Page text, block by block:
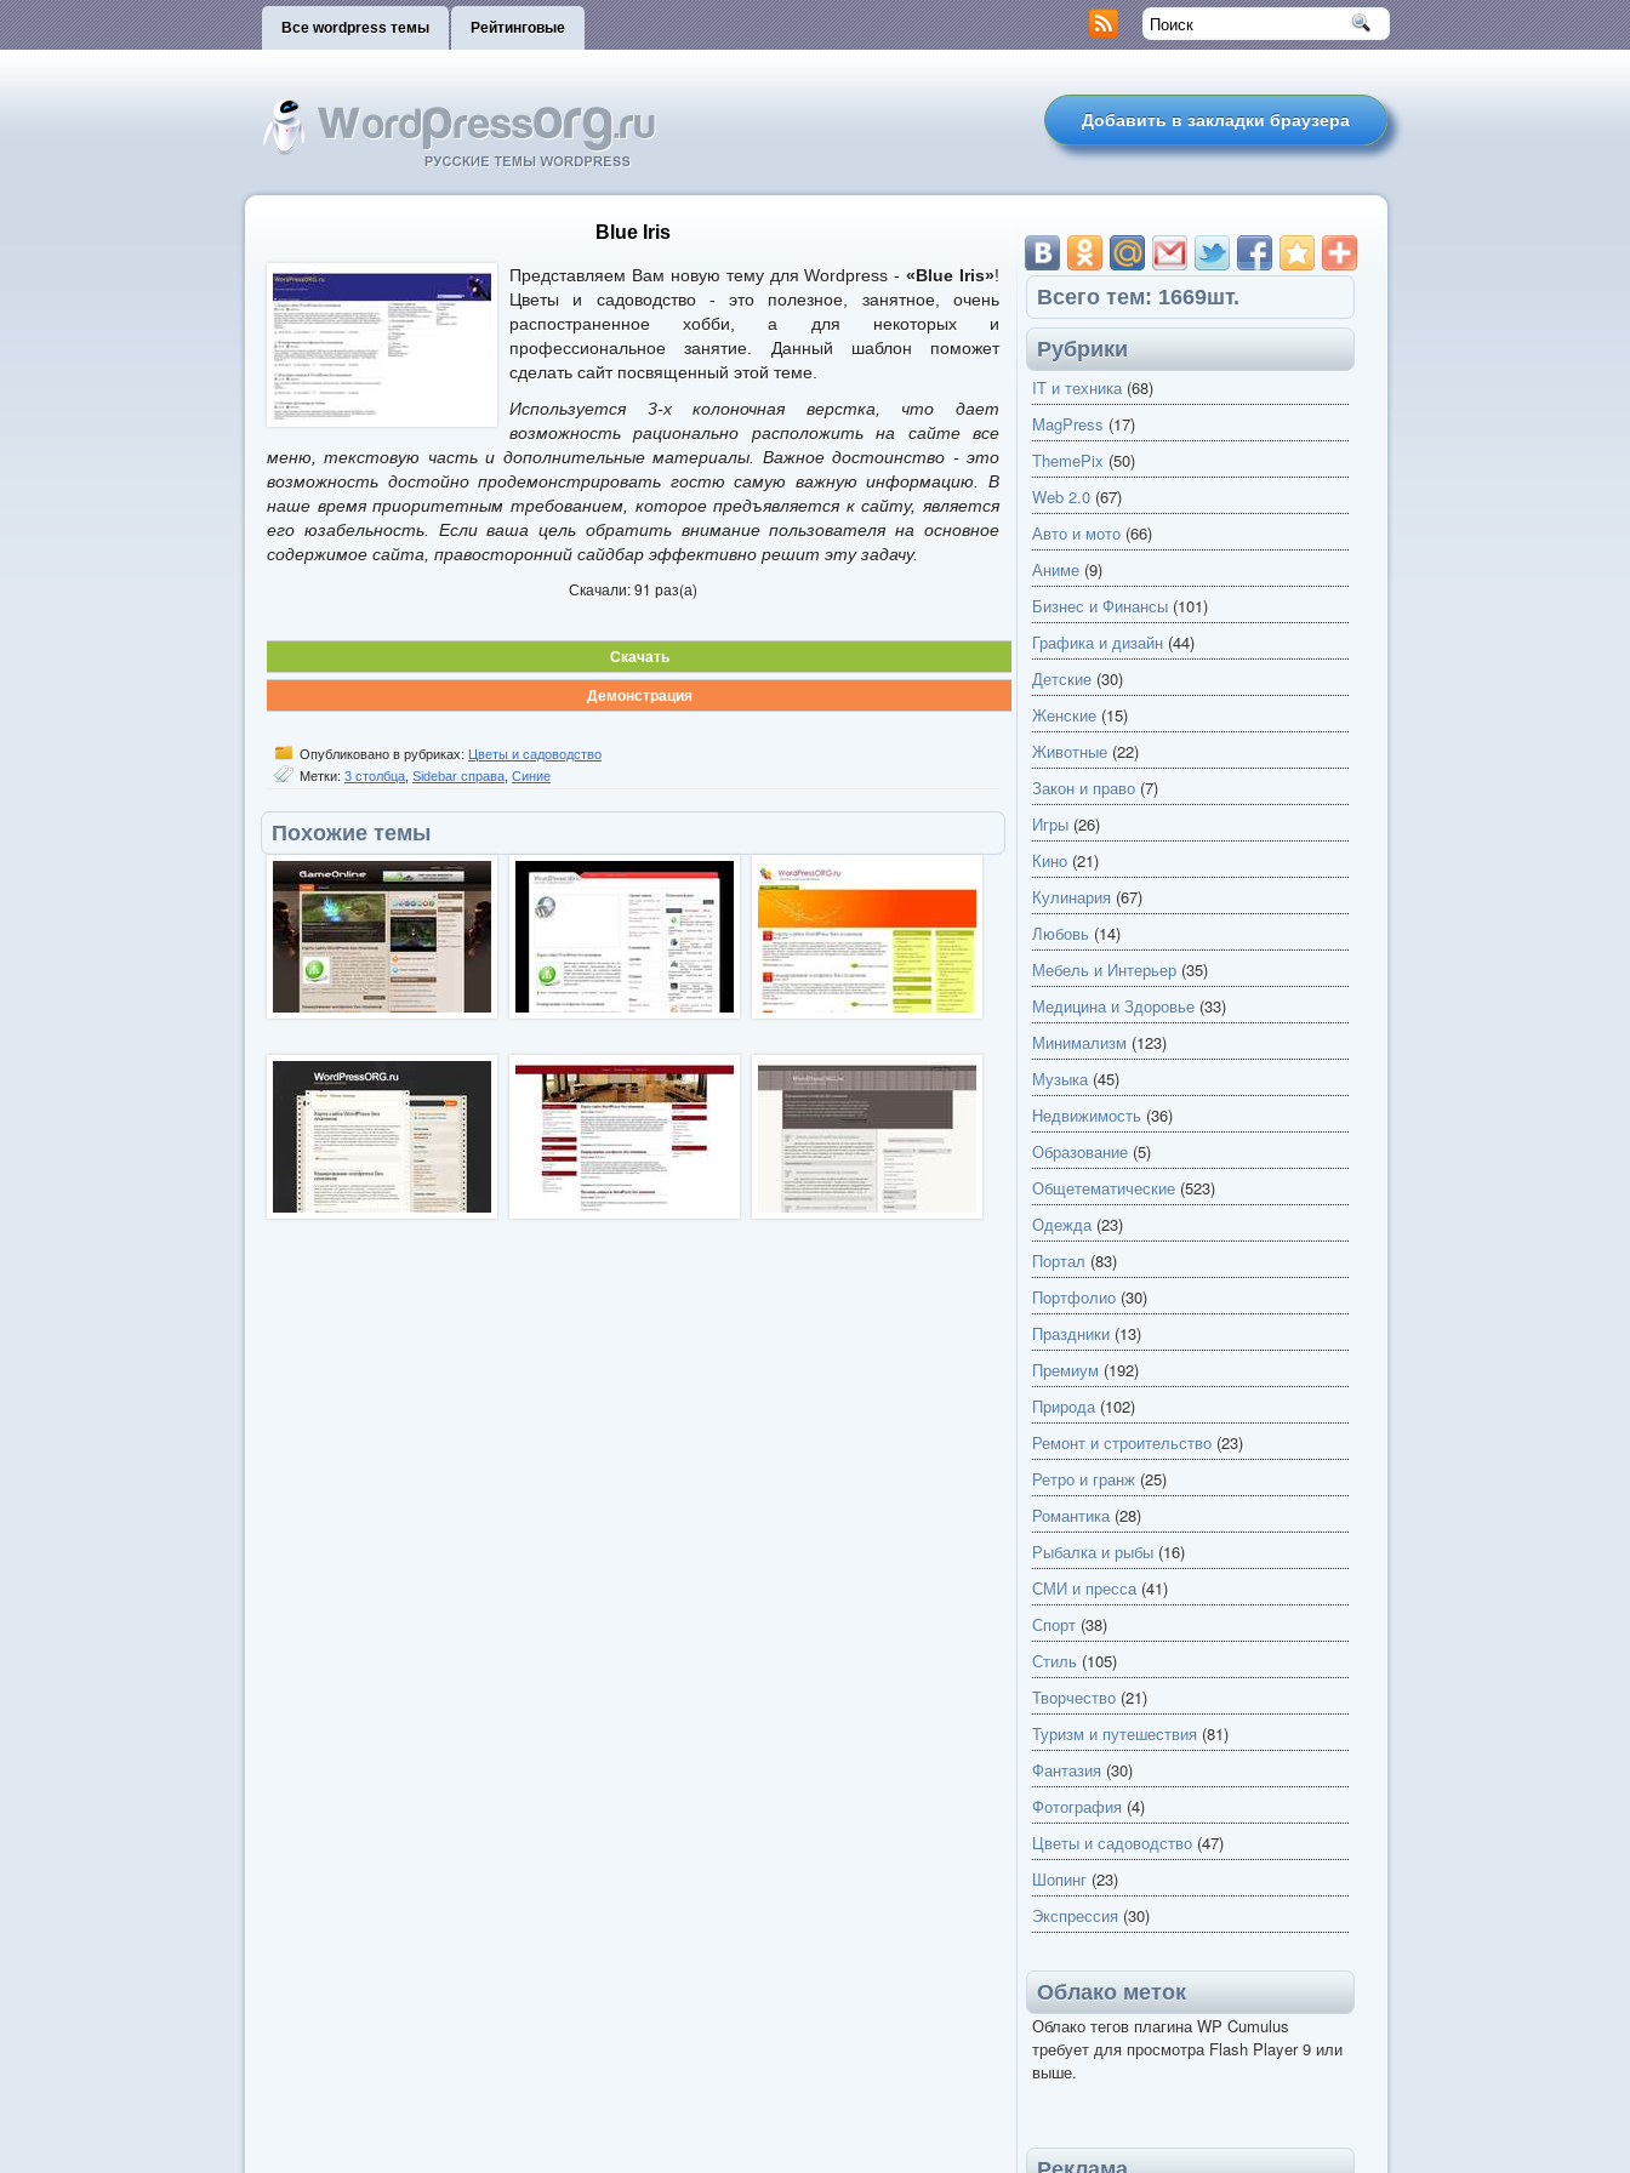
Все wordpress темы Рейтинговые
Добавить в закладки браузера
Blue Iris
Представляем Вам новую тему для Wordpress -«Blue Iris»!
Цветы и садоводство - это полезное, занятное, очень
распостраненное хобби, а для некоторых и
профессиональное занятие. Данный шаблон поможет
сделать сайт посвященный этой теме.
Используется 3-х колоночная верстка, что дает
возможность рационально расположить на сайте все
меню, текстовую часть и дополнительные материалы. Важное достоинство - это
возможность достойно продемонстрировать гостю самую важную информацию. В
наше время приоритетным требованием, которое предъявляется к сайту, является
его юзабельность. Если ваша цель обратить внимание пользователя на основное
содержимое сайта, правосторонний сайдбар эффективно решит эту задачу.
Скачали: 91 раз(а)
Скачать
Демонстрация
Опубликовано в рубриках: Цветы и садоводство
Метки: 3 столбца Sidebar справа Синие
Похожие темы
Всего тем: 1669шт.
Рубрики
IT и техника(68)
MagPress (17)
ThemePix (50)
Web 2.0 (67)
Авто и мото (66)
Аниме (9)
Бизнес и Финансы (101)
Графика и дизайн (44)
Детские (30)
Женские (15)
Животные (22)
Закон и право (7)
Игры (26)
Кино (21)
Кулинария (67)
Любовь (14)
Мебель и Интерьер (35)
Медицина и Здоровье (33)
Минимализм (123)
Музыка(45)
Недвижимость (36)
Образование (5)
Общетематические (523)
Одежда(23)
Портал (83)
Портфолио (30)
Праздники (13)
Премиум (192)
Природа(102)
Ремонт и строительство (23)
Ретро и гранж (25)
Романтика(28)
Рыбалка и рыбы (16)
СМИ и пресса(41)
Спорт (38)
Стиль (105)
Творчество (21)
Туризм и путешествия (81)
Фантазия (30)
Фотография (4)
Цветы и садоводство (47)
Шопинг (23)
Экспрессия (30)
Облако меток
Облако тегов плагина WP Cumulus
требует для просмотра Flash Player 9 или
выше.